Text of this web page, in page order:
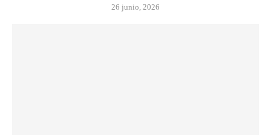
26 junio, 2026